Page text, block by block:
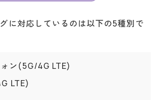
に対応しているのは以下の5種別で
ン(5G/4G LTE)
LTE)